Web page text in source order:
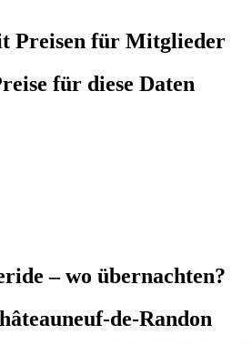
Preisen für Mitglieder
für diese Daten
– wo übernachten?
de-Randon